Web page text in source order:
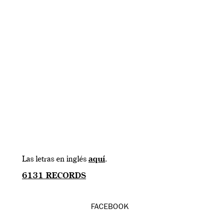
Las letras en inglés aquí.
6131 RECORDS
FACEBOOK